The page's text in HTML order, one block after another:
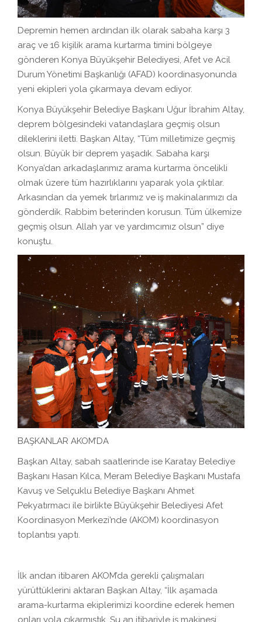
Depremin hemen ardından ilk olarak sabaha karşı 3
araç ve 16 kişilik arama kurtarma timini bölgeye
gönderen Konya Büyükşehir Belediyesi, Afet ve Acil
Durum Yönetimi Başkanlığı (AFAD) koordinasyonunda
yeni ekipleri yola çıkarmaya devam ediyor.
Konya Büyükşehir Belediye Başkanı Uğur İbrahim Altay,
deprem bölgesindeki vatandaşlara geçmiş olsun
dileklerini iletti. Başkan Altay, “Tüm milletimize geçmiş
olsun. Büyük bir deprem yaşadık. Sabaha karşı
Konya’dan arkadaşlarımız arama kurtarma öncelikli
olmak üzere tüm hazırlıklarını yaparak yola çıktılar.
Arkasından da yemek tırlarımız ve iş makinalarımızı da
gönderdik. Rabbim beterinden korusun. Tüm ülkemize
geçmiş olsun. Allah yar ve yardımcımız olsun” diye
konuştu.
BAŞKANLAR AKOM’DA
Başkan Altay, sabah saatlerinde ise Karatay Belediye
Başkanı Hasan Kılca, Meram Belediye Başkanı Mustafa
Kavuş ve Selçuklu Belediye Başkanı Ahmet
Pekyatırmacı ile birlikte Büyükşehir Belediyesi Afet
Koordinasyon Merkezi’nde (AKOM) koordinasyon
toplantısı yaptı.
İlk andan itibaren AKOM’da gerekli çalışmaları
yürüttüklerini aktaran Başkan Altay, “İlk aşamada
arama-kurtarma ekiplerimizi koordine ederek hemen
onları yola çıkarmıştık. Şu an itibariyle iş makinesi,